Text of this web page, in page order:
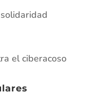
el ciberacoso